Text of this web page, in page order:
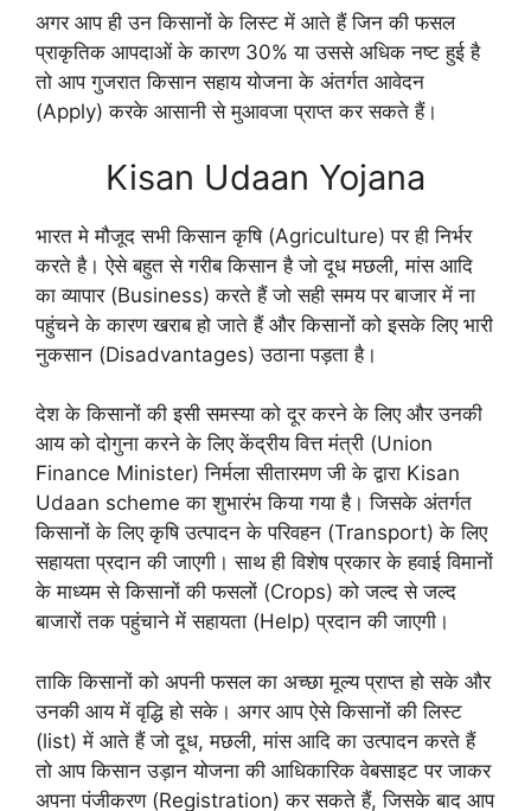
अगर आप ही उन किसानों के लिस्ट में आते हैं जिन की फसल
प्राकृतिक आपदाओं के कारण 30% या उससे अधिक नष्ट हुई है
तो आप गुजरात किसान सहाय योजना के अंतर्गत आवेदन
(Apply) करके आसानी से मुआवजा प्राप्त कर सकते हैं।
Kisan Udaan Yojana
भारत मे मौजूद सभी किसान कृषि (Agriculture) पर ही निर्भर
करते है। ऐसे बहुत से गरीब किसान है जो दूध मछली, मांस आदि
का व्यापार (Business) करते हैं जो सही समय पर बाजार में ना
पहुंचने के कारण खराब हो जाते हैं और किसानों को इसके लिए भारी
नुकसान (Disadvantages) उठाना पड़ता है।
देश के किसानों की इसी समस्या को दूर करने के लिए और उनकी
आय को दोगुना करने के लिए केंद्रीय वित्त मंत्री (Union
Finance Minister) निर्मला सीतारमण जी के द्वारा Kisan
Udaan scheme का शुभारंभ किया गया है। जिसके अंतर्गत
किसानों के लिए कृषि उत्पादन के परिवहन (Transport) के लिए
सहायता प्रदान की जाएगी। साथ ही विशेष प्रकार के हवाई विमानों
के माध्यम से किसानों की फसलों (Crops) को जल्द से जल्द
बाजारों तक पहुंचाने में सहायता (Help) प्रदान की जाएगी।
ताकि किसानों को अपनी फसल का अच्छा मूल्य प्राप्त हो सके और
उनकी आय में वृद्धि हो सके। अगर आप ऐसे किसानों की लिस्ट
(list) में आते हैं जो दूध, मछली, मांस आदि का उत्पादन करते हैं
तो आप किसान उड़ान योजना की आधिकारिक वेबसाइट पर जाकर
अपना पंजीकरण (Registration) कर सकते हैं, जिसके बाद आप